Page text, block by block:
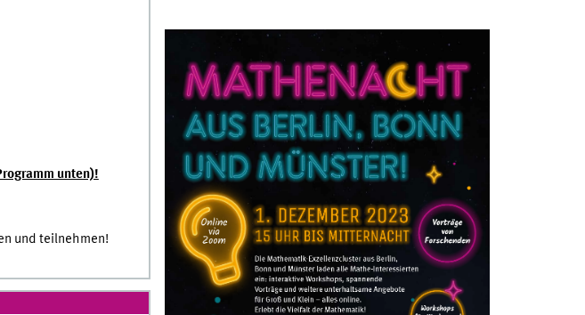
unten)!
und teilnehmen!